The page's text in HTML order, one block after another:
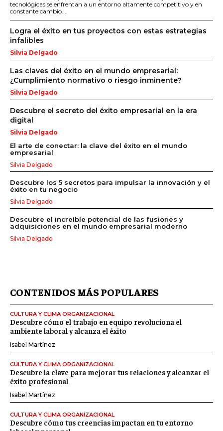
tecnológicas se enfrentan a un entorno altamente competitivo y en
constante cambio....
Logra el éxito en tus proyectos con estas estrategias
infalibles
Silvia Delgado
Las claves del éxito en el mundo empresarial:
¿Cumplimiento normativo o riesgo inminente?
Silvia Delgado
Descubre el secreto del éxito empresarial en la era
digital
Silvia Delgado
El arte de conectar: la clave del éxito en el mundo
empresarial
Silvia Delgado
Descubre los 5 secretos para impulsar la innovación y el
éxito en tu negocio
Silvia Delgado
Descubre el increíble potencial de las fusiones y
adquisiciones en el mundo empresarial moderno
Silvia Delgado
CONTENIDOS MÁS POPULARES
CULTURA Y CLIMA ORGANIZACIONAL
Descubre cómo el trabajo en equipo revoluciona el
ambiente laboral y alcanza el éxito
Isabel Martínez
CULTURA Y CLIMA ORGANIZACIONAL
Descubre la clave para mejorar tus relaciones y alcanzar el
éxito profesional
Isabel Martínez
CULTURA Y CLIMA ORGANIZACIONAL
Descubre cómo tus creencias impactan en tu entorno